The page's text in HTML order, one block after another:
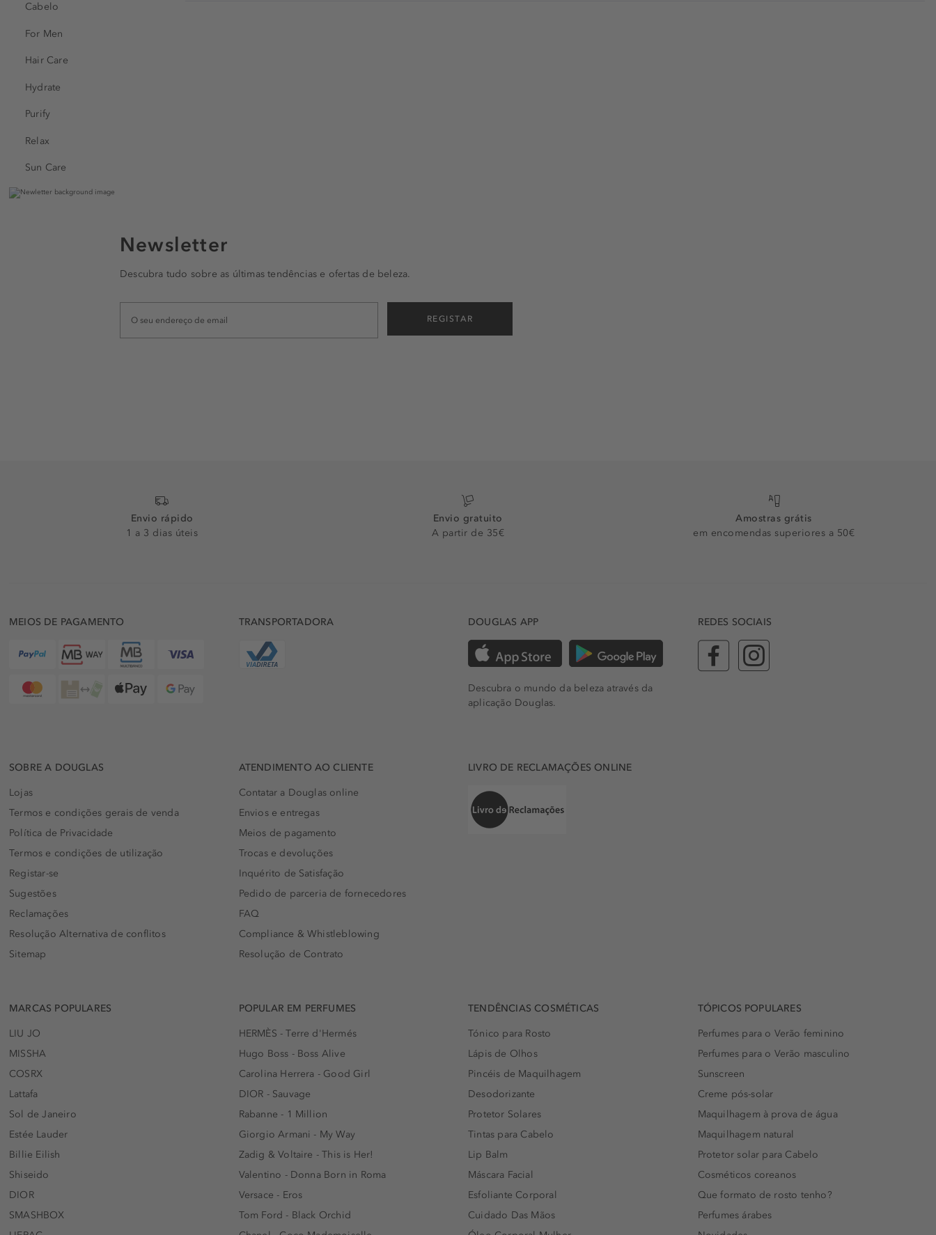
Cabelo
For Men
Hair Care
Hydrate
Purify
Relax
Sun Care
Newsletter
Descubra tudo sobre as últimas tendências e ofertas de beleza.
REGISTAR
Envio rápido
1 a 3 dias úteis
Envio gratuito
A partir de 35€
Amostras grátis
em encomendas superiores a 50€
MEIOS DE PAGAMENTO TRANSPORTADORA DOUGLAS APP
Descubra o mundo da beleza através da
aplicação Douglas.
REDES SOCIAIS
SOBRE A DOUGLAS
Lojas
Termos e condições gerais de venda
Política de Privacidade
Termos e condições de utilização
Registar-se
Sugestões
Reclamações
Resolução Alternativa de conflitos
Sitemap
ATENDIMENTO AO CLIENTE
Contatar a Douglas online
Envios e entregas
Meios de pagamento
Trocas e devoluções
Inquérito de Satisfação
Pedido de parceria de fornecedores
FAQ
Compliance & Whistleblowing
Resolução de Contrato
LIVRO DE RECLAMAÇÕES ONLINE
MARCAS POPULARES
LIU JO
MISSHA
COSRX
Lattafa
Sol de Janeiro
Estée Lauder
Billie Eilish
Shiseido
DIOR
SMASHBOX
POPULAR EM PERFUMES
HERMÈS - Terre d'Hermés
Hugo Boss - Boss Alive
Carolina Herrera - Good Girl
DIOR - Sauvage
Rabanne - 1 Million
Giorgio Armani - My Way
Zadig & Voltaire - This is Her!
Valentino - Donna Born in Roma
Versace - Eros
Tom Ford - Black Orchid
TENDÊNCIAS COSMÉTICAS
Tónico para Rosto
Lápis de Olhos
Pincéis de Maquilhagem
Desodorizante
Protetor Solares
Tintas para Cabelo
Lip Balm
Máscara Facial
Esfoliante Corporal
Cuidado Das Mãos
TÓPICOS POPULARES
Perfumes para o Verão feminino
Perfumes para o Verão masculino
Sunscreen
Creme pós-solar
Maquilhagem à prova de água
Maquilhagem natural
Protetor solar para Cabelo
Cosméticos coreanos
Que formato de rosto tenho?
Perfumes árabes